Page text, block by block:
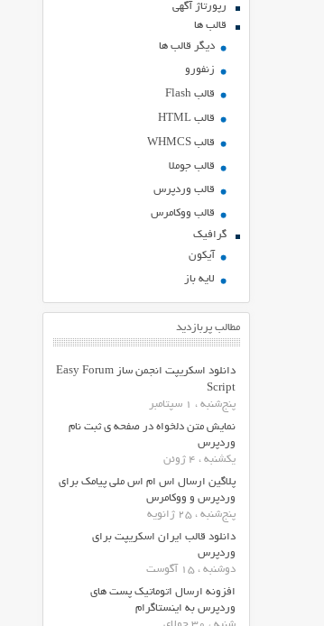
رپورتاژ آگهی
قالب ها
دیگر قالب ها
زنفورو
قالب Flash
قالب HTML
قالب WHMCS
قالب جوملا
قالب وردپرس
قالب ووکامرس
گرافیک
آیکون
لایه باز
مطالب پربازدید
دانلود اسکریپت انجمن ساز Easy Forum
Script
پنج‌شنبه ، 1 سپتامبر
نمایش متن دلخواه در صفحه ی ثبت نام
وردپرس
یکشنبه ، 4 ژوئن
پلاگین ارسال اس ام اس ملی پیامک برای
وردپرس و ووکامرس
پنج‌شنبه ، 25 ژانویه
دانلود قالب ایران اسکریپت برای
وردپرس
دوشنبه ، 15 آگوست
افزونه ارسال اتوماتیک پست های
وردپرس به اینستاگرام